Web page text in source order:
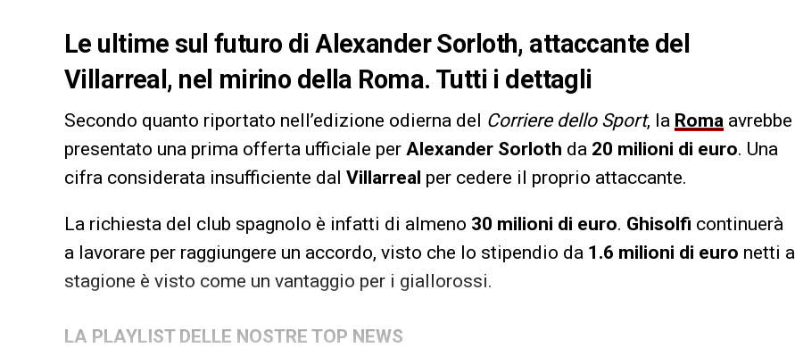
Le ultime sul futuro di Alexander Sorloth, attaccante del
Villarreal, nel mirino della Roma. Tutti i dettagli
Secondo quanto riportato nell’edizione odierna del Corriere dello Sport, la Roma avrebbe
presentato una prima offerta ufficiale per Alexander Sorloth da 20 milioni di euro. Una
cifra considerata insufficiente dal Villarreal per cedere il proprio attaccante.
La richiesta del club spagnolo è infatti di almeno 30 milioni di euro. Ghisolfi continuerà
a lavorare per raggiungere un accordo, visto che lo stipendio da 1.6 milioni di euro netti a
stagione è visto come un vantaggio per i giallorossi.
LA PLAYLIST DELLE NOSTRE TOP NEWS